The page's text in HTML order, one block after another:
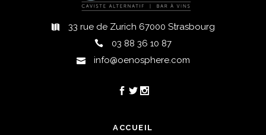
33 rue de Zurich 67000 Strasbourg
03 88 36 10 87
info@oenosphere.com
ACCUEIL